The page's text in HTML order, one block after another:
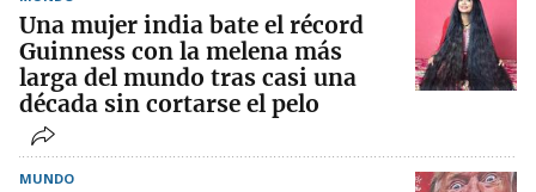
Una mujer india bate el récord
Guinness con la melena más
larga del mundo tras casi una
década sin cortarse el pelo
MUNDO